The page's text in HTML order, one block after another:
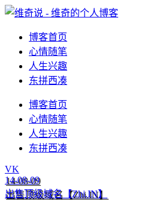
博客首页
心情随笔
人生兴趣
东拼西凑
博客首页
心情随笔
人生兴趣
东拼西凑
VK
14-08-09
出售顶级域名【Zhi.IN】